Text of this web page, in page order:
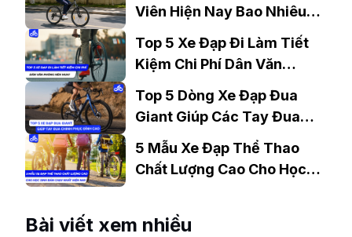
Viên Hiện Nay Bao Nhiêu?
Gợi Ý Mẫu Đáng Mua
Top 5 Xe Đạp Đi Làm Tiết
Kiệm Chi Phí Dân Văn
Phòng Nên Mua?
Top 5 Dòng Xe Đạp Đua
Giant Giúp Các Tay Đua
Chinh Phục Đỉnh Cao
5 Mẫu Xe Đạp Thể Thao
Chất Lượng Cao Cho Học
Bài viết xem nhiều